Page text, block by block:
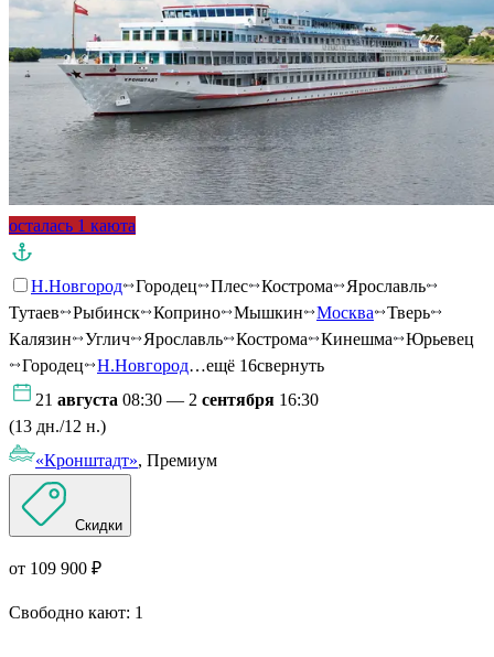
осталась 1 каюта
Н.Новгород Городец Плес Кострома
Ярославль
Тутаев
Рыбинск Коприно Мышкин Москва
Тверь
Калязин
Углич Ярославль Кострома Кинешма
Юрьевец
Городец
Н.Новгород…ещё 16свернуть
21 августа 08:30 — 2 сентября 16:30
(13 дн./12 н.)
«Кронштадт», Премиум
Скидки
от 109 900 ₽
Свободно кают: 1